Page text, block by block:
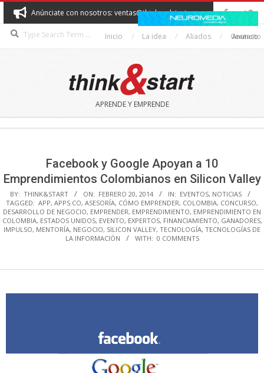
Skip
to
content
Anúnciate con nosotros: ventas@thinkandstart.com
Inicio La idea Aliados Contacto
THINK&START
APRENDE Y EMPRENDE
Anuncio
Facebook y Google Apoyan a 10
Emprendimientos Colombianos en Silicon Valley
BY: THINK&START ON: FEBRERO 20, 2014 IN: EVENTOS, NOTICIAS
TAGGED: APP, APPS.CO, ASESORÍA, CÓMO EMPRENDER, COLOMBIA, CONCURSO,
DESARROLLO DE NEGOCIO, EMPRENDER, EMPRENDIMIENTO, EMPRENDIMIENTO EN
COLOMBIA, ESTADOS UNIDOS, EVENTO, EXPERTOS, FINANCIAMIENTO, GANADORES,
IMPULSO, MENTORÍA, NEGOCIO, SILICON VALLEY, TECNOLOGÍA, TECNOLOGÍAS DE
LA INFORMACIÓN
WITH: 0 COMMENTS